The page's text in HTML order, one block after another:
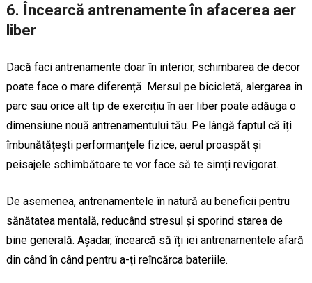
6. Încearcă antrenamente în afacerea aer
liber
Dacă faci antrenamente doar în interior, schimbarea de decor
poate face o mare diferență. Mersul pe bicicletă, alergarea în
parc sau orice alt tip de exercițiu în aer liber poate adăuga o
dimensiune nouă antrenamentului tău. Pe lângă faptul că îți
îmbunătățești performanțele fizice, aerul proaspăt și
peisajele schimbătoare te vor face să te simți revigorat.
De asemenea, antrenamentele în natură au beneficii pentru
sănătatea mentală, reducând stresul și sporind starea de
bine generală. Așadar, încearcă să îți iei antrenamentele afară
din când în când pentru a-ți reîncărca bateriile.